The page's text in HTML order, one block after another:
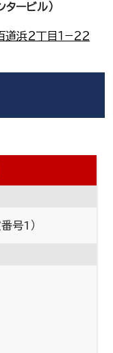
タービル）
２丁目１−２２
号1）